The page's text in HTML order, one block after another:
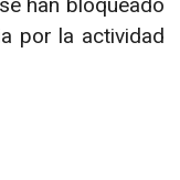
han bloqueado
por la actividad